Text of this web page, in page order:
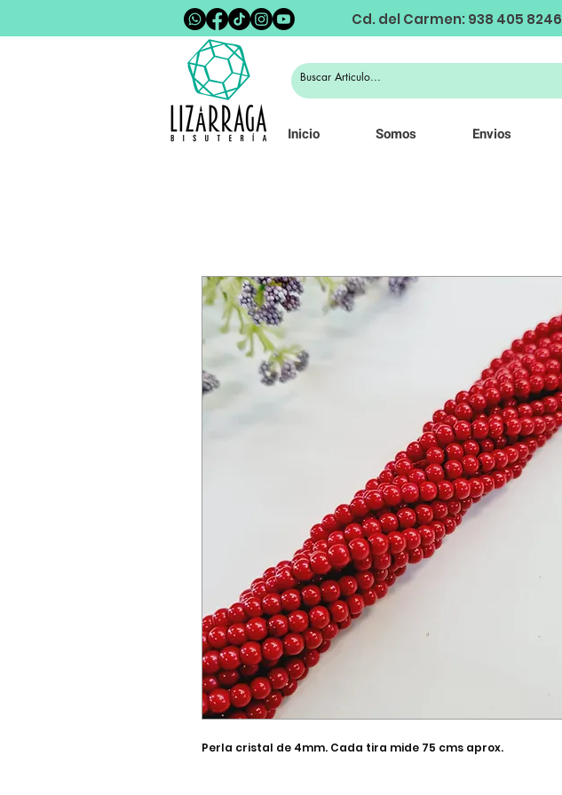
Cd. del Carmen: 938 405 8246
Inicio Somos Envios
Perla cristal de 4mm. Cada tira mide 75 cms aprox.